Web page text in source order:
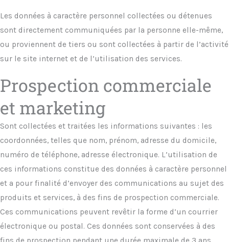
Les données à caractère personnel collectées ou détenues
sont directement communiquées par la personne elle-même,
ou proviennent de tiers ou sont collectées à partir de l’activité
sur le site internet et de l’utilisation des services.
Prospection commerciale
et marketing
Sont collectées et traitées les informations suivantes : les
coordonnées, telles que nom, prénom, adresse du domicile,
numéro de téléphone, adresse électronique. L’utilisation de
ces informations constitue des données à caractère personnel
et a pour finalité d’envoyer des communications au sujet des
produits et services, à des fins de prospection commerciale.
Ces communications peuvent revêtir la forme d’un courrier
électronique ou postal. Ces données sont conservées à des